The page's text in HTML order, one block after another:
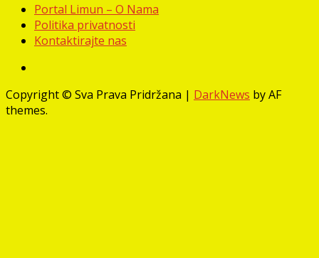
Portal Limun – O Nama
Politika privatnosti
Kontaktirajte nas
Copyright © Sva Prava Pridržana | DarkNews by AF
themes.